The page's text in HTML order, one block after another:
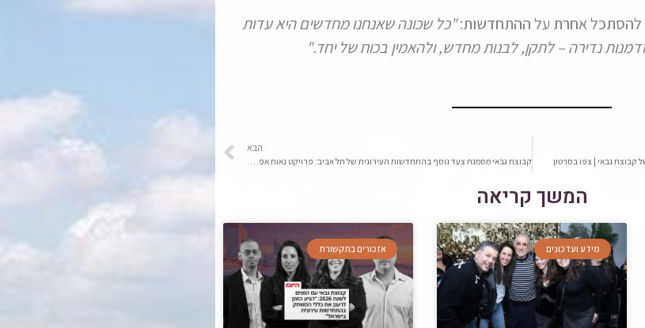
להסתכל אחרת על ההתחדשות:"כל שכונה שאנחנו מחדשים היא עדות
נדירה – לתקן, לבנות מחדש, ולהאמין בכוח של יחד."
קבוצת גבאי | צפו בסרטון
הבא
המשך קריאה
מידע ועדכונים אזכורים בתקשורת